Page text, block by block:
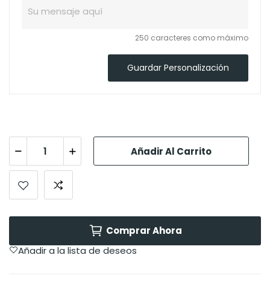
250 caracteres como máximo
Guardar Personalización
Añadir Al Carrito
Comprar Ahora
Añadir a la lista de deseos